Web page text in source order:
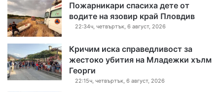
Пожарникари спасиха дете от
водите на язовир край Пловдив
22:34ч, четвъртък, 6 август, 2026
Кричим иска справедливост за
жестоко убития на Младежки хълм
Георги
22:15ч, четвъртък, 6 август, 2026